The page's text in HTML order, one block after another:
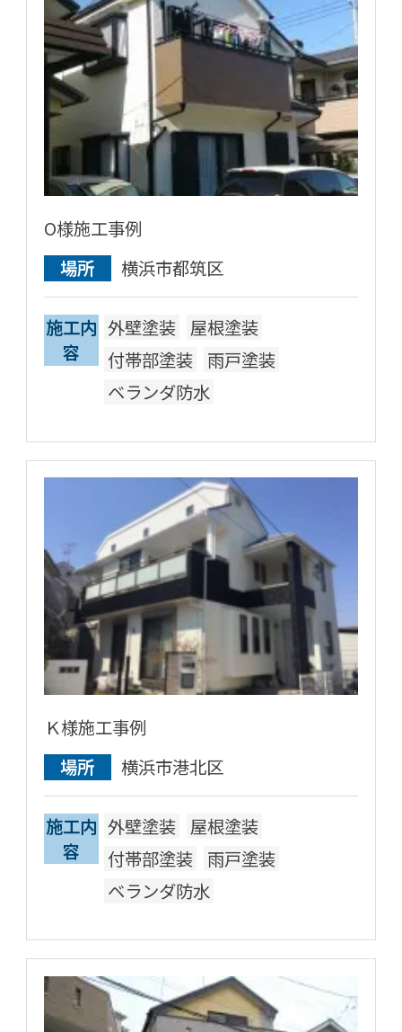
O様施工事例
場所
横浜市都筑区
施工内
容
外壁塗装
屋根塗装
付帯部塗装
雨戸塗装
ベランダ防水
Ｋ様施工事例
場所
横浜市港北区
施工内
容
外壁塗装
屋根塗装
付帯部塗装
雨戸塗装
ベランダ防水